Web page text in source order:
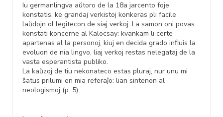
Iu germanlingva aŭtoro de la 18a jarcento foje
konstatis, ke grandaj verkistoj konkeras pli facile
laŭdojn ol legitecon de siaj verkoj. La samon oni povas
konstati koncerne al Kalocsay: kvankam li certe
apartenas al la personoj, kiuj en decida grado inﬂuis la
evoluon de nia lingvo, liaj verkoj restas nelegataj de la
vasta esperantista publiko.
La kaŭzoj de tiu nekonateco estas pluraj, nur unu mi
ŝatus prilumi en mia referaĵo: lian sintenon al
neologismoj (p. 5).